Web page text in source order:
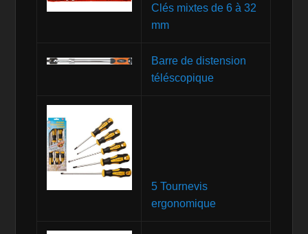
Clés mixtes de 6 à 32
mm
Barre de distension
téléscopique
5 Tournevis
ergonomique